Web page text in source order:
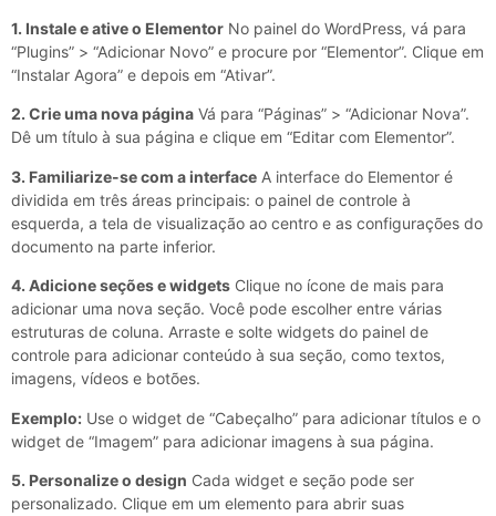
1. Instale e ative o Elementor No painel do WordPress, vá para
“Plugins” > “Adicionar Novo” e procure por “Elementor”. Clique em
“Instalar Agora” e depois em “Ativar”.
2. Crie uma nova página Vá para “Páginas” > “Adicionar Nova”.
Dê um título à sua página e clique em “Editar com Elementor”.
3. Familiarize-se com a interface A interface do Elementor é
dividida em três áreas principais: o painel de controle à
esquerda, a tela de visualização ao centro e as configurações do
documento na parte inferior.
4. Adicione seções e widgets Clique no ícone de mais para
adicionar uma nova seção. Você pode escolher entre várias
estruturas de coluna. Arraste e solte widgets do painel de
controle para adicionar conteúdo à sua seção, como textos,
imagens, vídeos e botões.
Exemplo: Use o widget de “Cabeçalho” para adicionar títulos e o
widget de “Imagem” para adicionar imagens à sua página.
5. Personalize o design Cada widget e seção pode ser
personalizado. Clique em um elemento para abrir suas